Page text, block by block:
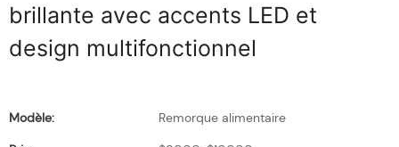
brillante avec accents LED et
design multifonctionnel
Modèle:
Remorque alimentaire